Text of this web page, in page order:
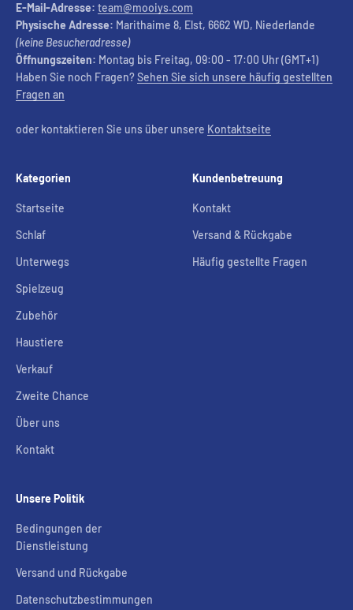
E-Mail-Adresse: team@mooiys.com
Physische Adresse: Marithaime 8, Elst, 6662 WD, Niederlande
(keine Besucheradresse)
Öffnungszeiten: Montag bis Freitag, 09:00 - 17:00 Uhr (GMT+1)
Haben Sie noch Fragen?Sehen Sie sich unsere häufig gestellten
Fragen an
oder kontaktieren Sie uns über unsere Kontaktseite
Kategorien
Startseite
Schlaf
Unterwegs
Spielzeug
Zubehör
Haustiere
Verkauf
Zweite Chance
Über uns
Kontakt
Kundenbetreuung
Kontakt
Versand & Rückgabe
Häufig gestellte Fragen
Unsere Politik
Bedingungen der
Dienstleistung
Versand und Rückgabe
Datenschutzbestimmungen